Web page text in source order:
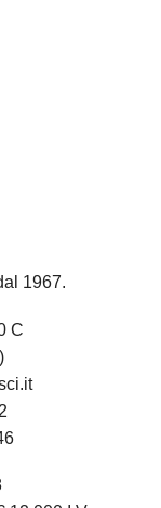
1967.
C